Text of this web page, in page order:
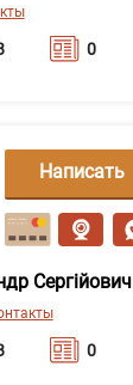
0
Сергійович
0
Написать
сообщение